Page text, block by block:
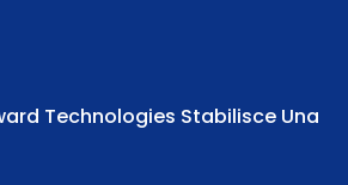
Technologies Stabilisce Una